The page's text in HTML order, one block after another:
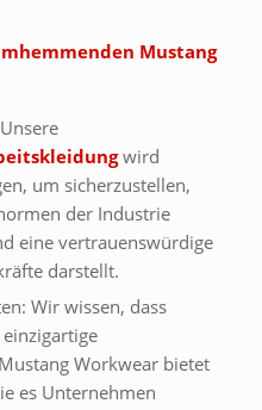
Mustang
wird
um sicherzustellen,
der Industrie
eine vertrauenswürdige
darstellt.
Wir wissen, dass
Workwear bietet
es Unternehmen